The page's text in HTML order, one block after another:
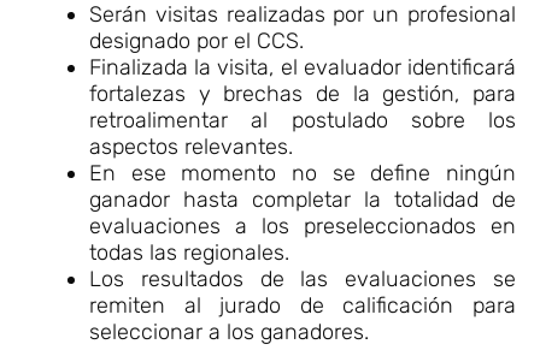
Serán visitas realizadas por un profesional
designado por el CCS.
Finalizada la visita, el evaluador identificará
fortalezas y brechas de la gestión, para
retroalimentar al postulado sobre los
aspectos relevantes.
En ese momento no se define ningún
ganador hasta completar la totalidad de
evaluaciones a los preseleccionados en
todas las regionales.
Los resultados de las evaluaciones se
remiten al jurado de calificación para
seleccionar a los ganadores.